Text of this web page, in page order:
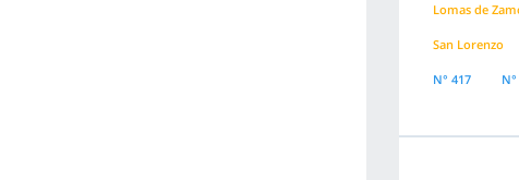
Lomas de
San Lorenzo
N° 417